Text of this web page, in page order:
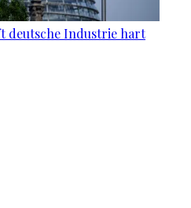
deutsche Industrie hart